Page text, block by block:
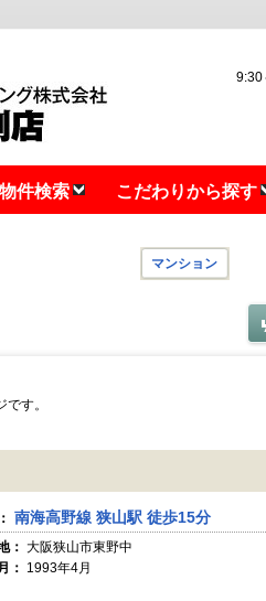
9:30
件検索 こだわりから探す
マンション
す。
南海高野線 狭山駅 徒歩15分
： 大阪狭山市東野中
： 1993年4月